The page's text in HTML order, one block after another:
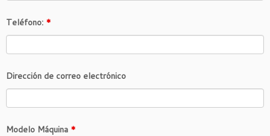
Teléfono: *
Dirección de correo electrónico
Modelo Máquina *